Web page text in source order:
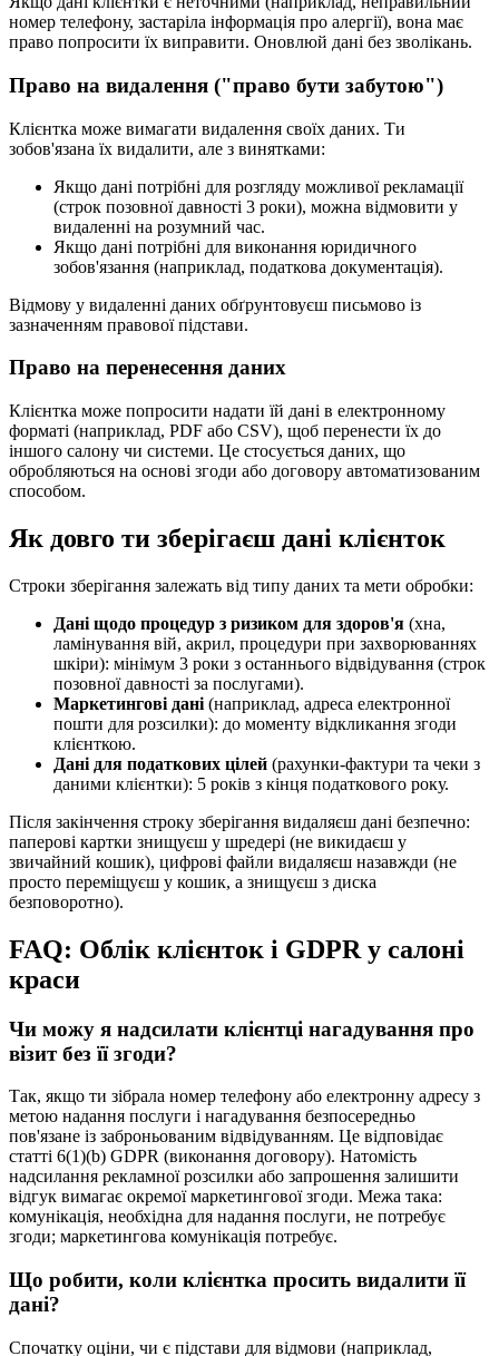
номер телефону, застаріла інформація про алергії), вона має
право попросити їх виправити. Оновлюй дані без зволікань.
Право на видалення ("право бути забутою")
Клієнтка може вимагати видалення своїх даних. Ти
зобов'язана їх видалити, але з винятками:
Якщо дані потрібні для розгляду можливої рекламації
(строк позовної давності 3 роки), можна відмовити у
видаленні на розумний час.
Якщо дані потрібні для виконання юридичного
зобов'язання (наприклад, податкова документація).
Відмову у видаленні даних обґрунтовуєш письмово із
зазначенням правової підстави.
Право на перенесення даних
Клієнтка може попросити надати їй дані в електронному
форматі (наприклад, PDF або CSV), щоб перенести їх до
іншого салону чи системи. Це стосується даних, що
обробляються на основі згоди або договору автоматизованим
способом.
Як довго ти зберігаєш дані клієнток
Строки зберігання залежать від типу даних та мети обробки:
Дані щодо процедур з ризиком для здоров'я (хна,
ламінування вій, акрил, процедури при захворюваннях
шкіри): мінімум 3 роки з останнього відвідування (строк
позовної давності за послугами).
Маркетингові дані (наприклад, адреса електронної
пошти для розсилки): до моменту відкликання згоди
клієнткою.
Дані для податкових цілей (рахунки-фактури та чеки з
даними клієнтки): 5 років з кінця податкового року.
Після закінчення строку зберігання видаляєш дані безпечно:
паперові картки знищуєш у шредері (не викидаєш у
звичайний кошик), цифрові файли видаляєш назавжди (не
просто переміщуєш у кошик, а знищуєш з диска
безповоротно).
FAQ: Облік клієнток і GDPR у салоні
краси
Чи можу я надсилати клієнтці нагадування про
візит без її згоди?
Так, якщо ти зібрала номер телефону або електронну адресу з
метою надання послуги і нагадування безпосередньо
пов'язане із заброньованим відвідуванням. Це відповідає
статті 6(1)(b) GDPR (виконання договору). Натомість
надсилання рекламної розсилки або запрошення залишити
відгук вимагає окремої маркетингової згоди. Межа така:
комунікація, необхідна для надання послуги, не потребує
згоди; маркетингова комунікація потребує.
Що робити, коли клієнтка просить видалити її
дані?
Спочатку оціни, чи є підстави для відмови (наприклад,